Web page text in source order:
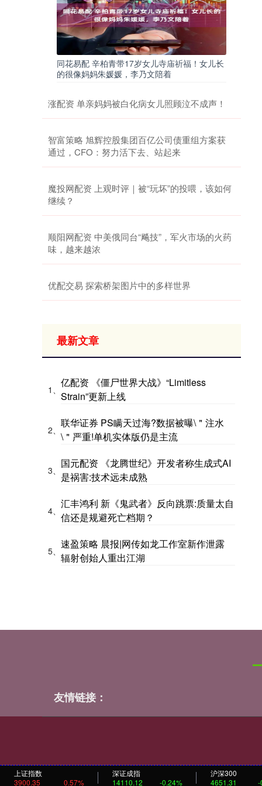
同花易配 辛柏青带17岁女儿寺庙祈福！女儿长
的很像妈妈朱媛媛，李乃文陪着
涨配资 单亲妈妈被白化病女儿照顾泣不成声！
智富策略 旭辉控股集团百亿公司债重组方案获
通过，CFO：努力活下去、站起来
魔投网配资 上观时评｜被“玩坏”的投喂，该如何
继续？
顺阳网配资 中美俄同台“飚技”，军火市场的火药
味，越来越浓
优配交易 探索桥架图片中的多样世界
最新文章
1、
亿配资 《僵尸世界大战》“Limitless
Strain”更新上线
2、
联华证券 PS瞒天过海?数据被曝\＂注水
\＂严重!单机实体版仍是主流
3、
国元配资 《龙腾世纪》开发者称生成式AI
是祸害:技术远未成熟
4、
汇丰鸿利 新《鬼武者》反向跳票:质量太自
信还是规避死亡档期？
5、
速盈策略 晨报|网传如龙工作室新作泄露
辐射创始人重出江湖
上证指数
3900.35
0.57%
深证成指
14110.12
-0.24%
沪深300
4651.31
-
友情链接：